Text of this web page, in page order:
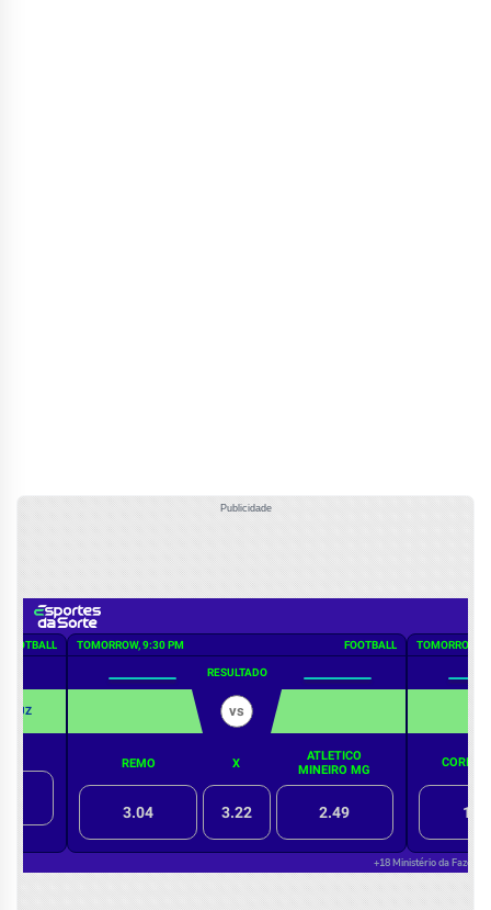
Publicidade